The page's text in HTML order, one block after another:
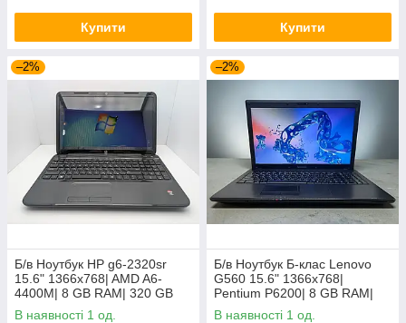
Купити Купити
–2%
Б/в Ноутбук HP g6-2320sr
15.6" 1366x768| AMD A6-
4400M| 8 GB RAM| 320 GB
HDD| Radeon HD 7520G
В наявності 1 од.
–2%
Б/в Ноутбук Б-клас Lenovo
G560 15.6" 1366x768|
Pentium P6200| 8 GB RAM|
120 GB SSD| HD
В наявності 1 од.